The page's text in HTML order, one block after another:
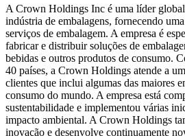
A Crown Holdings Inc é uma líder
indústria de embalagens, fornecendo
serviços de embalagem. A empresa é
fabricar e distribuir soluções de
bebidas e outros produtos de consumo.
40 países, a Crown Holdings atende a
clientes que inclui algumas das maiores
consumo do mundo. A empresa está
sustentabilidade e implementou várias
impacto ambiental. A Crown Holdings
inovação e desenvolve continuamente